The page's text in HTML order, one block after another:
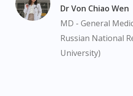
Dr Von Chiao Wen
MD - General
Russian National
University)